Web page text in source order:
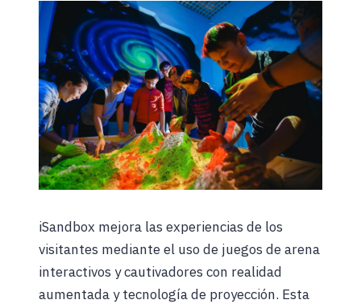
iSandbox mejora las experiencias de los
visitantes mediante el uso de juegos de arena
interactivos y cautivadores con realidad
aumentada y tecnología de proyección. Esta